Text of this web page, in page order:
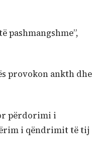
pashmangshme”,
provokon ankth dhe
përdorimi i
i qëndrimit të tij